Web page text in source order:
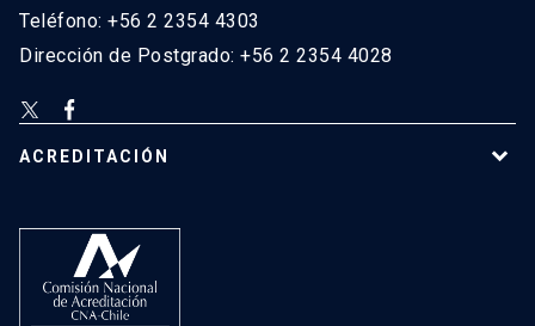
Teléfono: +56 2 2354 4303
Dirección de Postgrado: +56 2 2354 4028
ACREDITACIÓN